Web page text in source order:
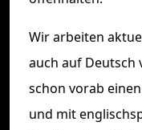
Wir arbeiten
auch auf Deutsch
schon vorab
und mit